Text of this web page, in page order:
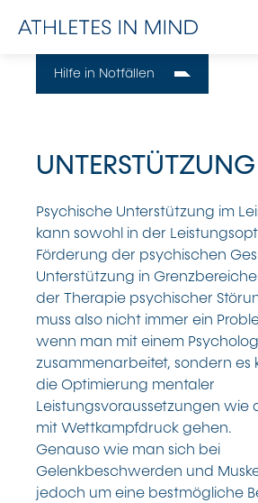
Hilfe in Notfällen
UNTERSTÜTZUNG
Psychische Unterstützung im
kann sowohl in der
Förderung der psychischen
Unterstützung in
der Therapie psychischer
muss also nicht immer ein
wenn man mit einem
zusammenarbeitet, sondern es
die Optimierung mentaler
Leistungsvoraussetzungen wie
mit Wettkampfdruck gehen.
Genauso wie man sich bei
Gelenkbeschwerden und
jedoch um eine bestmögliche